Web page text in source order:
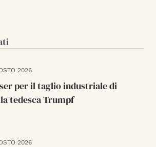
2026
per il taglio industriale di
tedesca Trumpf
2026